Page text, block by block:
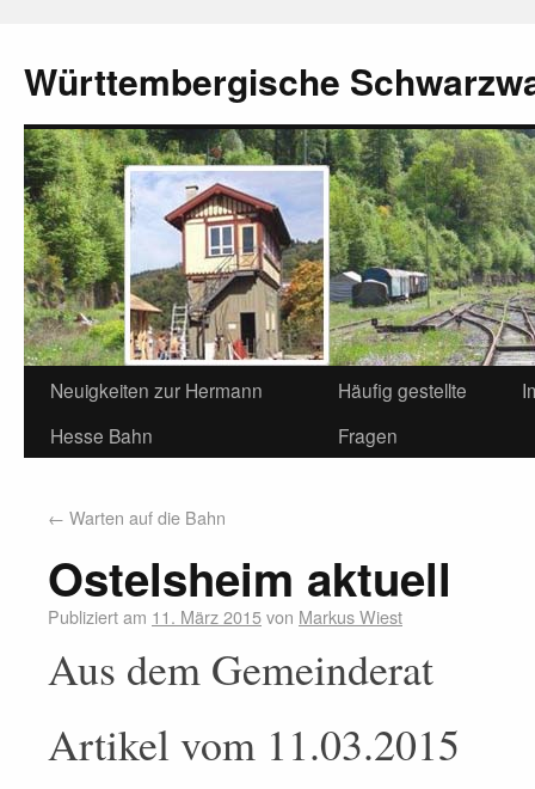
Württembergische
Neuigkeiten zur Hermann
Hesse Bahn
Häufig gestellte
Fragen
← Warten auf die Bahn
Ostelsheim aktuell
Publiziert am 11. März 2015von Markus Wiest
Aus dem Gemeinderat
Artikel vom 11.03.2015